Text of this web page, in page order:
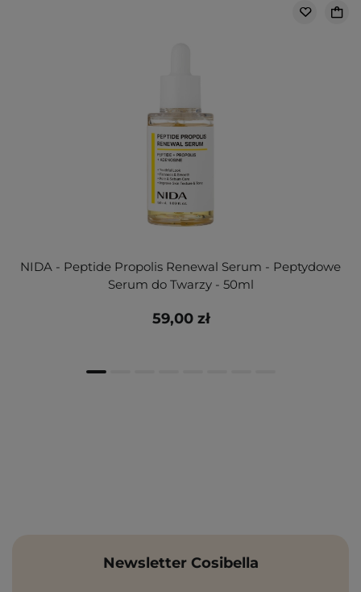
NIDA - Peptide Propolis Renewal Serum - Peptydowe
Serum do Twarzy - 50ml
59,00 zł
Newsletter Cosibella